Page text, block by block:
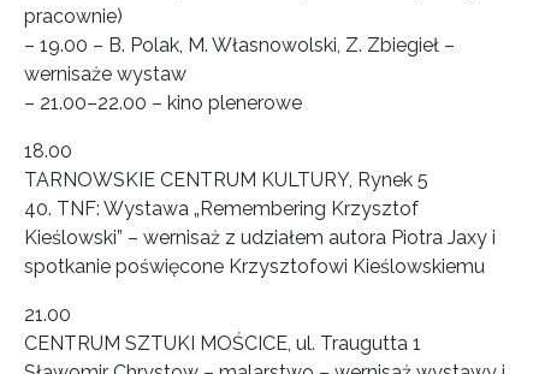
pracownie)
– 19.00 – B. Polak, M. Własnowolski, Z. Zbiegieł –
wernisaże wystaw
– 21.00–22.00 – kino plenerowe
18.00
TARNOWSKIE CENTRUM KULTURY, Rynek 5
40. TNF: Wystawa „Remembering Krzysztof
Kieślowski” – wernisaż z udziałem autora Piotra Jaxy i
spotkanie poświęcone Krzysztofowi Kieślowskiemu
21.00
CENTRUM SZTUKI MOŚCICE, ul. Traugutta 1